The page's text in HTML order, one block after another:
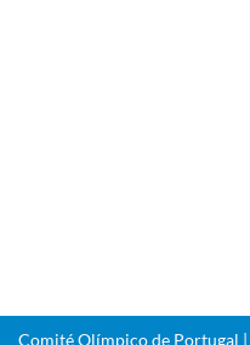
Comité Olímpico de Portugal |